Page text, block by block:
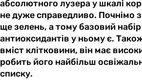
абсолютного лузера у шкалі
не дуже справедливо. Почнімо
ще зелень, а тому базовий набір
антиоксидантів у ньому є.
вміст клітковини, він має
робить його найбільш
списку.